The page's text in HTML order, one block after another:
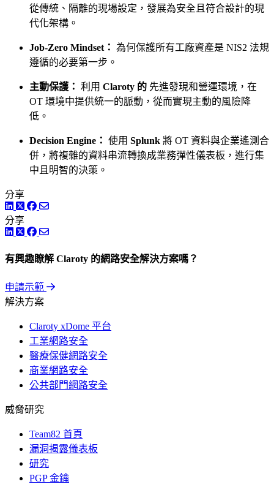
從傳統、隔離的現場設定，發展為安全且符合設計的現
代化架構。
Job-Zero Mindset： 為何保護所有工廠資產是 NIS2 法規
遵循的必要第一步。
主動保護： 利用 Claroty 的 先進發現和營運環境，在
OT 環境中提供統一的脈動，從而實現主動的風險降
低。
Decision Engine： 使用 Splunk 將 OT 資料與企業遙測合
併，將複雜的資料串流轉換成業務彈性儀表板，進行集
中且明智的決策。
分享
LinkedIn
TwitterFacebook
分享
LinkedIn
TwitterFacebook
有興趣瞭解 Claroty 的網路安全解決方案嗎？
申請示範
解決方案
Claroty xDome 平台
工業網路安全
醫療保健網路安全
商業網路安全
公共部門網路安全
威脅研究
Team82 首頁
漏洞揭露儀表板
研究
PGP 金鑰